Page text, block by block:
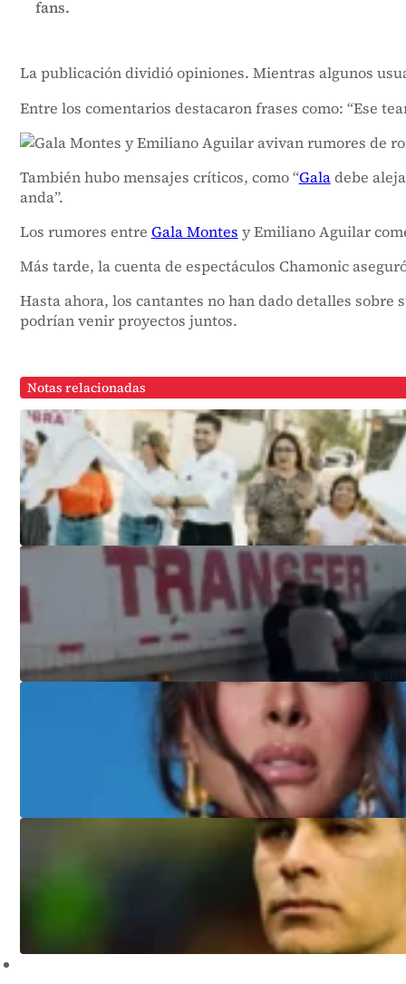
fans.
La publicación dividió opiniones. Mientras algunos
Entre los comentarios destacaron frases como: “Ese
También hubo mensajes críticos, como “Galadebe
anda”.
Los rumores entre Gala Montes y Emiliano Aguilar
Más tarde, la cuenta de espectáculos Chamonic
Hasta ahora, los cantantes no han dado detalles sobre
podrían venir proyectos juntos.
Notas relacionadas